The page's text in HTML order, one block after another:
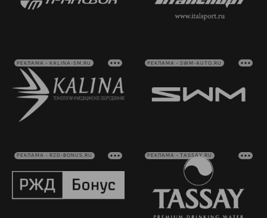
РЕКЛАМА • KALINA-SM.RU РЕКЛАМА • SWM-AUTO.RU
РЕКЛАМА • RZD-BONUS.RU РЕКЛАМА • TASSAY.RU